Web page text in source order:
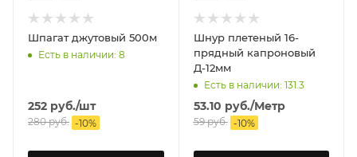
Шпагат джутовый 500м
Есть в наличии: 8
252 руб./шт
280руб. -10%
Шнур плетеный 16-
прядный капроновый
Д-12мм
Есть в наличии: 131.3
53.10 руб./Метр
59руб. -10%